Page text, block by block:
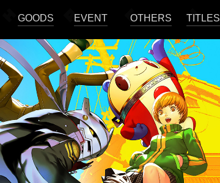
GOODS EVENT OTHERS TITLES